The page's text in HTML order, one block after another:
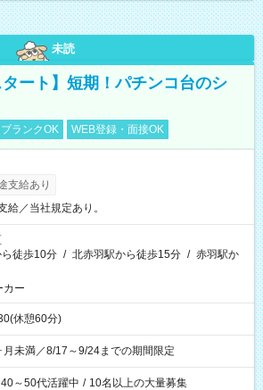
未読
タート】短期！パチンコ台のシ
ブランクOK WEB登録・面接OK
支給あり
給／当社規定あり。
徒歩10分 / 北赤羽駅から徒歩15分 / 赤羽駅か
カー
休憩60分)
月未満／8/17～9/24までの期間限定
40～50代活躍中 / 10名以上の大量募集